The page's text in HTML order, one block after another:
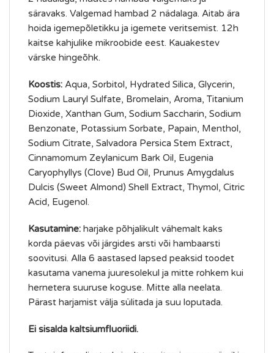
säravaks. Valgemad hambad 2 nädalaga. Aitab ära
hoida igemepõletikku ja igemete veritsemist. 12h
kaitse kahjulike mikroobide eest. Kauakestev
värske hingeõhk.
Koostis: Aqua, Sorbitol, Hydrated Silica, Glycerin,
Sodium Lauryl Sulfate, Bromelain, Aroma, Titanium
Dioxide, Xanthan Gum, Sodium Saccharin, Sodium
Benzonate, Potassium Sorbate, Papain, Menthol,
Sodium Citrate, Salvadora Persica Stem Extract,
Cinnamomum Zeylanicum Bark Oil, Eugenia
Caryophyllys (Clove) Bud Oil, Prunus Amygdalus
Dulcis (Sweet Almond) Shell Extract, Thymol, Citric
Acid, Eugenol.
Kasutamine: harjake põhjalikult vähemalt kaks
korda päevas või järgides arsti või hambaarsti
soovitusi. Alla 6 aastased lapsed peaksid toodet
kasutama vanema juuresolekul ja mitte rohkem kui
hernetera suuruse koguse. Mitte alla neelata.
Pärast harjamist välja sülitada ja suu loputada.
Ei sisalda kaltsiumfluoriidi.